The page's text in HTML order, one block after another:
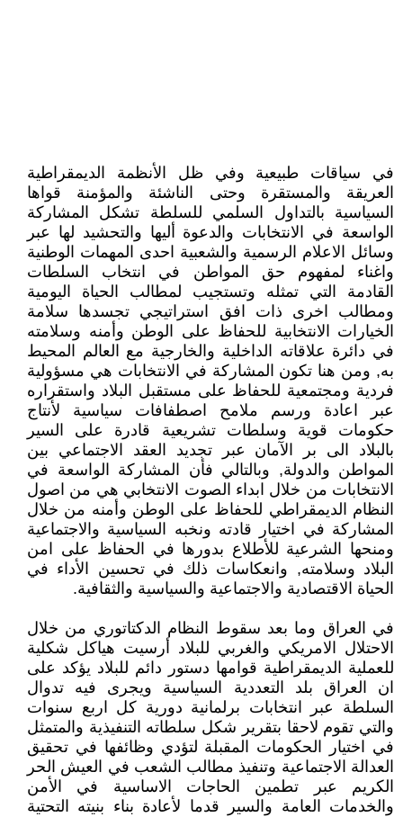
في سياقات طبيعية وفي ظل الأنظمة الديمقراطية
العريقة والمستقرة وحتى الناشئة والمؤمنة قواها
السياسية بالتداول السلمي للسلطة تشكل المشاركة
الواسعة في الانتخابات والدعوة أليها والتحشيد لها عبر
وسائل الاعلام الرسمية والشعبية احدى المهمات الوطنية
واغناء لمفهوم حق المواطن في انتخاب السلطات
القادمة التي تمثله وتستجيب لمطالب الحياة اليومية
ومطالب اخرى ذات افق استراتيجي تجسدها سلامة
الخيارات الانتخابية للحفاظ على الوطن وأمنه وسلامته
في دائرة علاقاته الداخلية والخارجية مع العالم المحيط
به, ومن هنا تكون المشاركة في الانتخابات هي مسؤولية
فردية ومجتمعية للحفاظ على مستقبل البلاد واستقراره
عبر اعادة ورسم ملامح اصطفافات سياسية لأنتاج
حكومات قوية وسلطات تشريعية قادرة على السير
بالبلاد الى بر الآمان عبر تجديد العقد الاجتماعي بين
المواطن والدولة, وبالتالي فأن المشاركة الواسعة في
الانتخابات من خلال ابداء الصوت الانتخابي هي من اصول
النظام الديمقراطي للحفاظ على الوطن وأمنه من خلال
المشاركة في اختيار قادته ونخبه السياسية والاجتماعية
ومنحها الشرعية للأطلاع بدورها في الحفاظ على امن
البلاد وسلامته, وانعكاسات ذلك في تحسين الأداء في
الحياة الاقتصادية والاجتماعية والسياسية والثقافية.
في العراق وما بعد سقوط النظام الدكتاتوري من خلال
الاحتلال الامريكي والغربي للبلاد أرسيت هياكل شكلية
للعملية الديمقراطية قوامها دستور دائم للبلاد يؤكد على
ان العراق بلد التعددية السياسية ويجرى فيه تدوال
السلطة عبر انتخابات برلمانية دورية كل اربع سنوات
والتي تقوم لاحقا بتقرير شكل سلطاته التنفيذية والمتمثل
في اختيار الحكومات المقبلة لتؤدي وظائفها في تحقيق
العدالة الاجتماعية وتنفيذ مطالب الشعب في العيش الحر
الكريم عبر تطمين الحاجات الاساسية في الأمن
والخدمات العامة والسير قدما لأعادة بناء بنيته التحتية